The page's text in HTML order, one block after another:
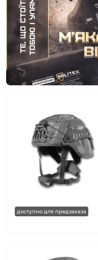
доступно для предзаказа